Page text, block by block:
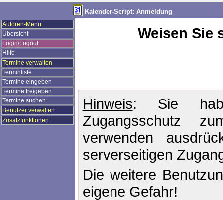
Kalender-Script: Anmeldung
Autoren-Menü
Übersicht
Login/Logout
Hilfe
Termine verwalten
Terminliste
Termine eingeben
Termine freigeben
Termine suchen
Benutzer verwalten
Zusatzfunktionen
Weisen Sie
Hinweis: Sie
Zugangsschutz
verwenden
serverseitigen
Die weitere
eigene Gefahr!